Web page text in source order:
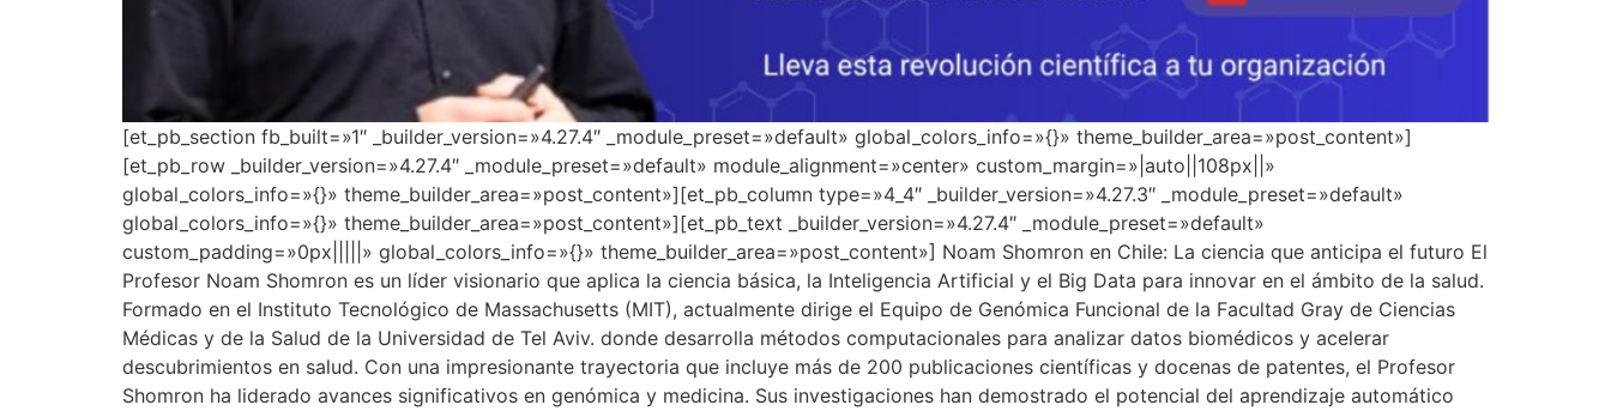
[et_pb_section fb_built=»1″ _builder_version=»4.27.4″ _module_preset=»default» global_colors_info=»{}» theme_builder_area=»post_content»]
[et_pb_row _builder_version=»4.27.4″ _module_preset=»default» module_alignment=»center» custom_margin=»|auto||108px||»
global_colors_info=»{}» theme_builder_area=»post_content»][et_pb_column type=»4_4″ _builder_version=»4.27.3″ _module_preset=»default»
global_colors_info=»{}» theme_builder_area=»post_content»][et_pb_text _builder_version=»4.27.4″ _module_preset=»default»
custom_padding=»0px|||||» global_colors_info=»{}» theme_builder_area=»post_content»] Noam Shomron en Chile: La ciencia que anticipa el futuro El
Profesor Noam Shomron es un líder visionario que aplica la ciencia básica, la Inteligencia Artificial y el Big Data para innovar en el ámbito de la salud.
Formado en el Instituto Tecnológico de Massachusetts (MIT), actualmente dirige el Equipo de Genómica Funcional de la Facultad Gray de Ciencias
Médicas y de la Salud de la Universidad de Tel Aviv. donde desarrolla métodos computacionales para analizar datos biomédicos y acelerar
descubrimientos en salud. Con una impresionante trayectoria que incluye más de 200 publicaciones científicas y docenas de patentes, el Profesor
Shomron ha liderado avances significativos en genómica y medicina. Sus investigaciones han demostrado el potencial del aprendizaje automático